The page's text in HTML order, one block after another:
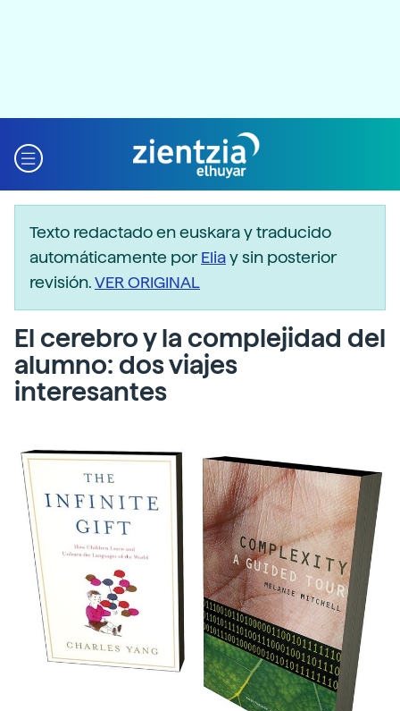
Texto redactado en euskara y traducido
automáticamente porEliay sin posterior
revisión.VER ORIGINAL
El cerebro y la complejidad del
alumno: dos viajes
interesantes